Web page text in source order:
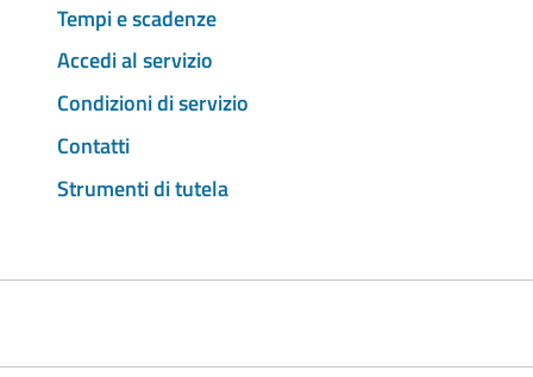
Tempi e scadenze
Accedi al servizio
Condizioni di servizio
Contatti
Strumenti di tutela